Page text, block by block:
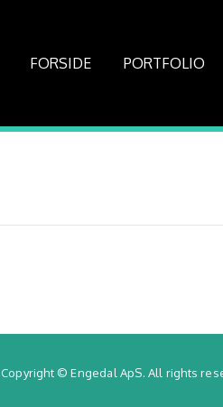
FORSIDE PORTFOLIO
Copyright © Engedal ApS. All rights